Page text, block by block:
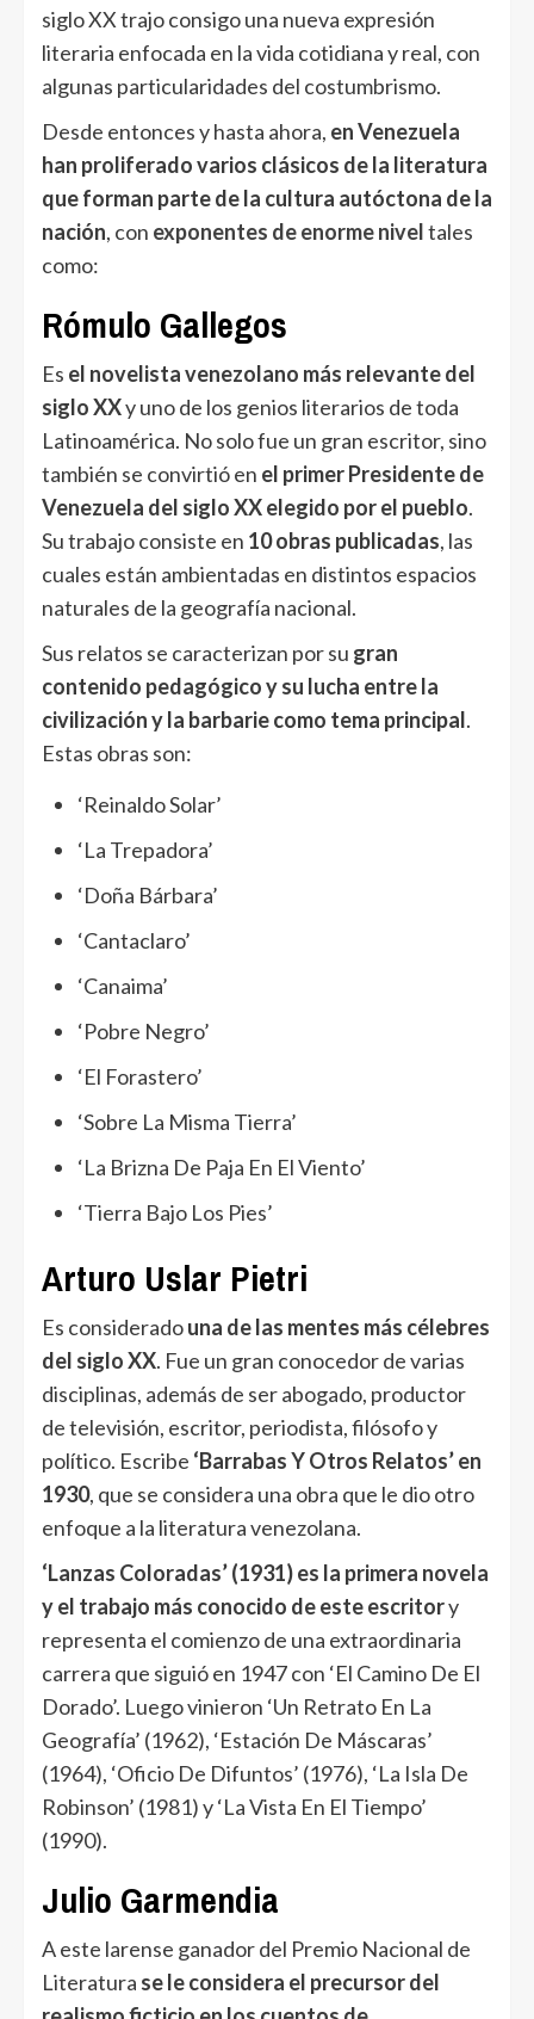
siglo XX trajo consigo una nueva expresión
literaria enfocada en la vida cotidiana y real, con
algunas particularidades del costumbrismo.
Desde entonces y hasta ahora, en Venezuela
han proliferado varios clásicos de la literatura
que forman parte de la cultura autóctona de la
nación, con exponentes de enorme niveltales
como:
Rómulo Gallegos
Es el novelista venezolano más relevante del
siglo XXy uno de los genios literarios de toda
Latinoamérica. No solo fue un gran escritor, sino
también se convirtió en el primer Presidente de
Venezuela del siglo XX elegido por el pueblo.
Su trabajo consiste en 10 obras publicadas, las
cuales están ambientadas en distintos espacios
naturales de la geografía nacional.
Sus relatos se caracterizan por su gran
contenido pedagógico y su lucha entre la
civilización y la barbarie como tema principal.
Estas obras son:
‘Reinaldo Solar’
‘La Trepadora’
‘Doña Bárbara’
‘Cantaclaro’
‘Canaima’
‘Pobre Negro’
‘El Forastero’
‘Sobre La Misma Tierra’
‘La Brizna De Paja En El Viento’
‘Tierra Bajo Los Pies’
Arturo Uslar Pietri
Es consideradouna de las mentes más célebres
del siglo XX. Fue un gran conocedor de varias
disciplinas, además de ser abogado, productor
de televisión, escritor, periodista, filósofo y
político. Escribe ‘Barrabas Y Otros Relatos’ en
1930, que se considera una obra que le dio otro
enfoque a la literatura venezolana.
‘Lanzas Coloradas’ (1931) es la primera novela
y el trabajo más conocido de este escritory
representa el comienzo de una extraordinaria
carrera que siguió en 1947 con ‘El Camino De El
Dorado’. Luego vinieron ‘Un Retrato En La
Geografía’ (1962), ‘Estación De Máscaras’
(1964), ‘Oficio De Difuntos’ (1976), ‘La Isla De
Robinson’ (1981) y ‘La Vista En El Tiempo’
(1990).
Julio Garmendia
A este larense ganador del Premio Nacional de
Literatura se le considera el precursor del